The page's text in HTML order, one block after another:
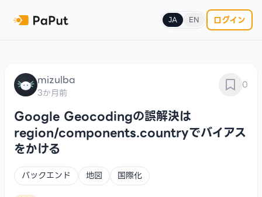
JA EN ログイン
mizulba
3か月前
0
Google Geocodingの誤解決は
region/components.countryでバイアス
をかける
バックエンド 地図 国際化